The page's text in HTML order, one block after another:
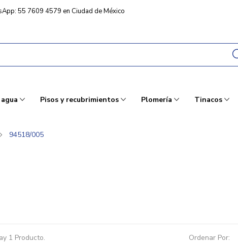
55 7609 4579 en Ciudad de México
Pisos y recubrimientos Plomería Tinacos
94518/005
1 Producto. Ordenar Por: